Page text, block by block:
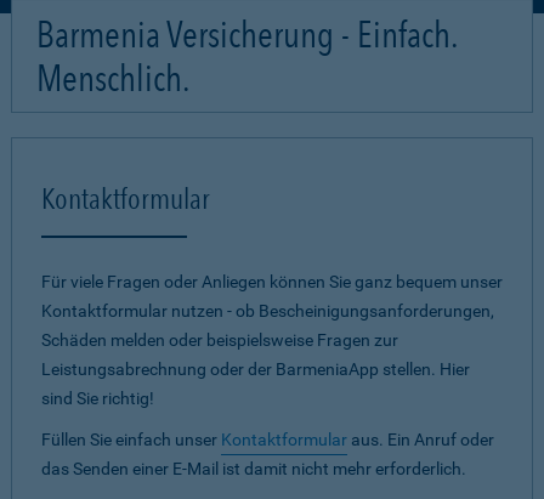
Barmenia Versicherung - Einfach.
Menschlich.
Kontaktformular
Für viele Fragen oder Anliegen können Sie ganz bequem unser
Kontaktformular nutzen - ob Bescheinigungsanforderungen,
Schäden melden oder beispielsweise Fragen zur
Leistungsabrechnung oder der BarmeniaApp stellen. Hier
sind Sie richtig!
Füllen Sie einfach unser Kontaktformular aus. Ein Anruf oder
das Senden einer E-Mail ist damit nicht mehr erforderlich.